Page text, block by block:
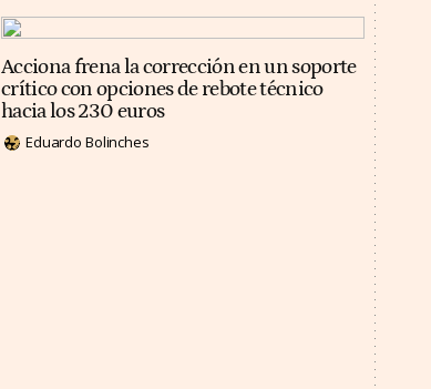
Acciona frena la corrección en un soporte
crítico con opciones de rebote técnico
hacia los 230 euros
Eduardo Bolinches